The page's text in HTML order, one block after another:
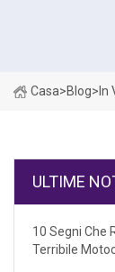
Casa>Blog> In
ULTIME
10 Segni Che
Terribile